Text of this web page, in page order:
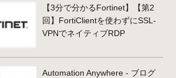
【3分で分かるFortinet】【第2
回】FortiClientを使わずにSSL-
VPNでネイティブRDP
Automation Anywhere - ブログ